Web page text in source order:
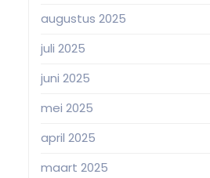
augustus 2025
juli 2025
juni 2025
mei 2025
april 2025
maart 2025